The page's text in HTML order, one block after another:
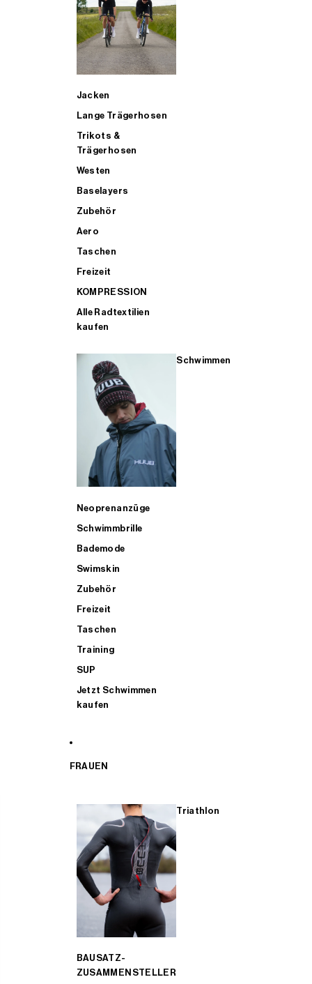
Jacken
Lange Trägerhosen
Trikots &
Trägerhosen
Westen
Baselayers
Zubehör
Aero
Taschen
Freizeit
KOMPRESSION
Alle Radtextilien
kaufen
Schwimmen
Neoprenanzüge
Schwimmbrille
Bademode
Swimskin
Zubehör
Freizeit
Taschen
Training
SUP
Jetzt Schwimmen
kaufen
FRAUEN
Triathlon
BAUSATZ-
ZUSAMMENSTELLER
ALLE TRIATHLONARTIKEL FÜR MÄNNER KAUFEN